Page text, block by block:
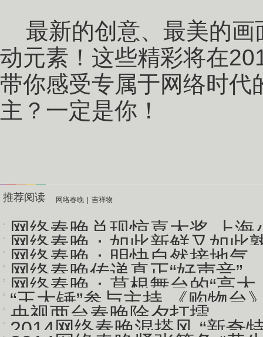
最新的创意、最美的画
动元素！这些精彩将在
带你感受专属于网络时代
主？一定是你！
推荐阅读 网络春晚 | 吉祥物
网络春晚兑现惊喜大奖 上海
网络春晚：如此新鲜又如此
网络春晚：明快自然接地气
网络春晚传递真正“好声音”
网络春晚：草根舞台的“高大
“王大锤”参与主持 《购物台
央视两台春晚除夕打擂
2014网络春晚混搭风 “新奇